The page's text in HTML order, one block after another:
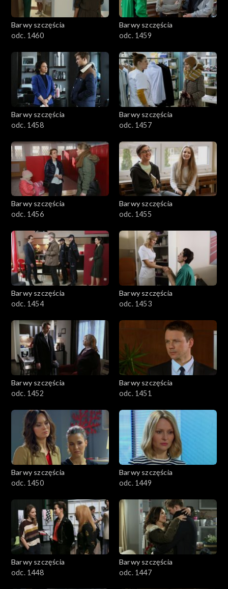
Barwy szczęścia
odc. 1460
Barwy szczęścia
odc. 1459
Barwy szczęścia
odc. 1458
Barwy szczęścia
odc. 1457
Barwy szczęścia
odc. 1456
Barwy szczęścia
odc. 1455
Barwy szczęścia
odc. 1454
Barwy szczęścia
odc. 1453
Barwy szczęścia
odc. 1452
Barwy szczęścia
odc. 1451
Barwy szczęścia
odc. 1450
Barwy szczęścia
odc. 1449
Barwy szczęścia
odc. 1448
Barwy szczęścia
odc. 1447